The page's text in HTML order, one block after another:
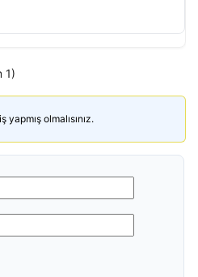
1)
olmalısınız.